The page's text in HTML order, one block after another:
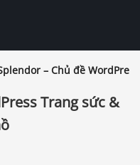
– Chủ đề
Trang sức &